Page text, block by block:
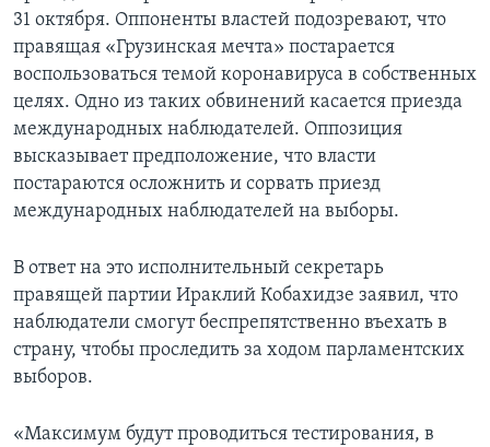
31 октября. Оппоненты властей подозревают, что
правящая «Грузинская мечта» постарается
воспользоваться темой коронавируса в собственных
целях. Одно из таких обвинений касается приезда
международных наблюдателей. Оппозиция
высказывает предположение, что власти
постараются осложнить и сорвать приезд
международных наблюдателей на выборы.
В ответ на это исполнительный секретарь
правящей партии Ираклий Кобахидзе заявил, что
наблюдатели смогут беспрепятственно въехать в
страну, чтобы проследить за ходом парламентских
выборов.
«Максимум будут проводиться тестирования, в